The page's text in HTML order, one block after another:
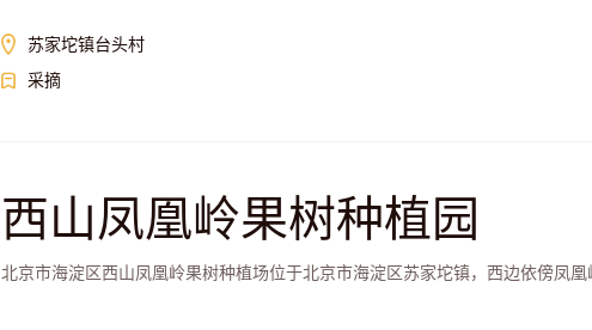
苏家坨镇台头村
采摘
西山凤凰岭果树种植园
北京市海淀区西山凤凰岭果树种植场位于北京市海淀区苏家坨镇，西边依傍凤凰